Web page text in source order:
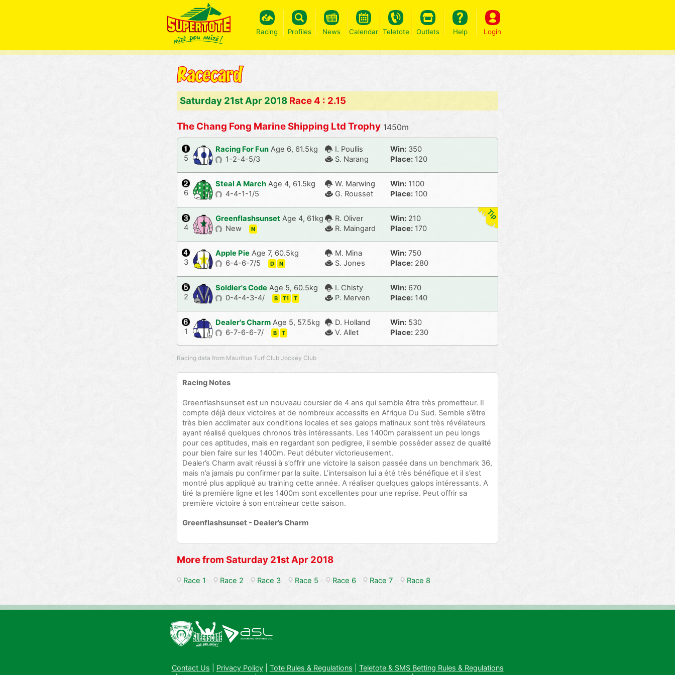
Racing Profiles News Calendar Teletote Outlets Help Login
Saturday 21st Apr 2018 Race 4 : 2.15
The Chang Fong Marine Shipping Ltd Trophy 1450m
5
Racing For Fun Age 6, 61.5kg
1-2-4-5/3
I. Poullis
S. Narang
Win: 350
Place: 120
6
Steal A March Age 4, 61.5kg
4-4-1-1/5
W. Marwing
G. Rousset
Win: 1100
Place: 100
4
Greenflashsunset Age 4, 61kg
New
N
R. Oliver
R. Maingard
Win: 210
Place: 170
3
Apple Pie Age 7, 60.5kg
6-4-6-7/5
D N
M. Mina
S. Jones
Win: 750
Place: 280
2
Soldier's Code Age 5, 60.5kg
0-4-4-3-4/
B T1 T
I. Chisty
P. Merven
Win: 670
Place: 140
1
Dealer's Charm Age 5, 57.5kg
6-7-6-6-7/
B T
D. Holland
V. Allet
Win: 530
Place: 230
Racing data from Mauritius Turf Club Jockey Club
Racing Notes
Greenflashsunset est un nouveau coursier de 4 ans qui semble être très prometteur. Il
compte déjà deux victoires et de nombreux accessits en Afrique Du Sud. Semble s’être
très bien acclimater aux conditions locales et ses galops matinaux sont très révélateurs
ayant réalisé quelques chronos très intéressants. Les 1400m paraissent un peu longs
pour ces aptitudes, mais en regardant son pedigree, il semble posséder assez de qualité
pour bien faire sur les 1400m. Peut débuter victorieusement.
Dealer’s Charm avait réussi à s’offrir une victoire la saison passée dans un benchmark 36,
mais n’a jamais pu confirmer par la suite. L’intersaison lui a été très bénéfique et il s’est
montré plus appliqué au training cette année. A réaliser quelques galops intéressants. A
tiré la première ligne et les 1400m sont excellentes pour une reprise. Peut offrir sa
première victoire à son entraîneur cette saison.
Greenflashsunset - Dealer’s Charm
More from Saturday 21st Apr 2018
Race 1 Race 2 Race 3 Race 5 Race 6 Race 7 Race 8
Contact Us Privacy Policy| Tote Rules & Regulations
Teletote & SMS Betting Rules & Regulations